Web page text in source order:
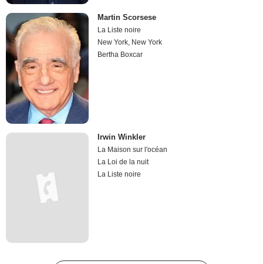
Martin Scorsese
La Liste noire
New York, New York
Bertha Boxcar
Irwin Winkler
La Maison sur l'océan
La Loi de la nuit
La Liste noire